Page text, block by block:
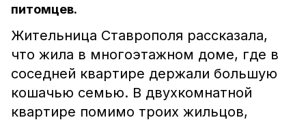
питомцев.
Жительница Ставрополя рассказала,
что жила в многоэтажном доме, где в
соседней квартире держали большую
кошачью семью. В двухкомнатной
квартире помимо троих жильцов,